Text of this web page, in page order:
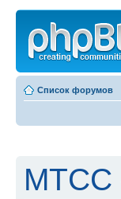
Список форумов
МТСС